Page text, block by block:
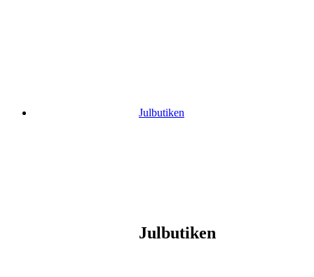
Julbutiken
Julbutiken